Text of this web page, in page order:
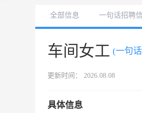
全部信息 一句话招聘
车间女工 (一句
更新时间： 2026.08.08
具体信息